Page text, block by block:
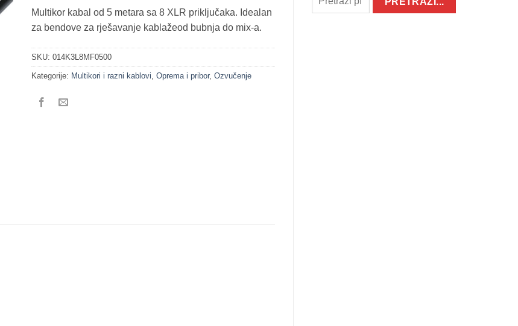
Multikor kabal od 5 metara sa 8 XLR priključaka. Idealan
za bendove za rješavanje kablažeod bubnja do mix-a.
SKU: 014K3L8MF0500
Kategorije: Multikori i razni kablovi, Oprema i pribor, Ozvučenje